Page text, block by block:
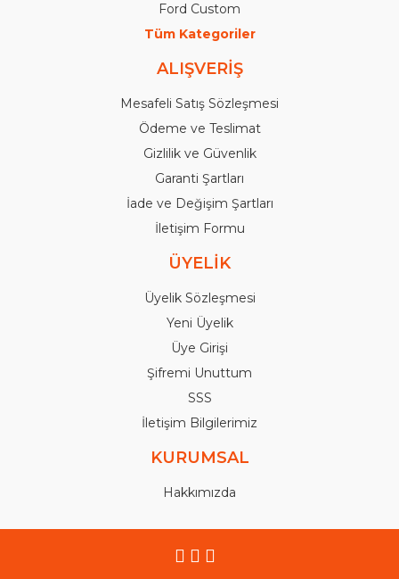
Ford Custom
Tüm Kategoriler
ALIŞVERİŞ
Mesafeli Satış Sözleşmesi
Ödeme ve Teslimat
Gizlilik ve Güvenlik
Garanti Şartları
İade ve Değişim Şartları
İletişim Formu
ÜYELİK
Üyelik Sözleşmesi
Yeni Üyelik
Üye Girişi
Şifremi Unuttum
SSS
İletişim Bilgilerimiz
KURUMSAL
Hakkımızda